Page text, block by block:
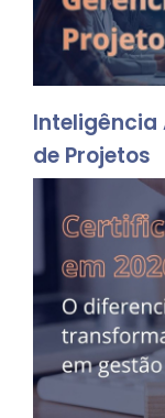
Inteligência
de Projetos